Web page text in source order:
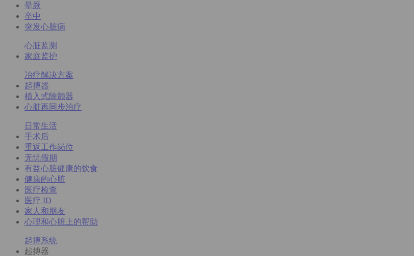
晕厥
卒中
突发心脏病
心脏监测
家庭监护
冶疗解决方案
起搏器
植入式除颤器
心脏再同步治疗
日常生活
手术后
重返工作岗位
无忧假期
有益心脏健康的饮食
健康的心脏
医疗检查
医疗 ID
家人和朋友
心理和心脏上的帮助
起搏系统
起搏器